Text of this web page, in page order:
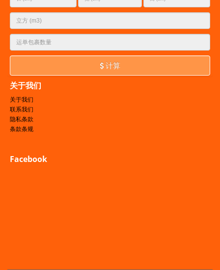
计算
关于我们
关于我们
联系我们
隐私条款
条款条规
Facebook